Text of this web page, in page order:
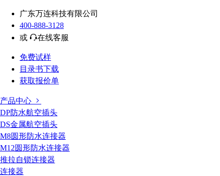
广东万连科技有限公司
400-888-3128
或
在线客服
免费试样
目录书下载
获取报价单
产品中心
DP防水航空插头
DS金属航空插头
M8圆形防水连接器
M12圆形防水连接器
推拉自锁连接器
连接器